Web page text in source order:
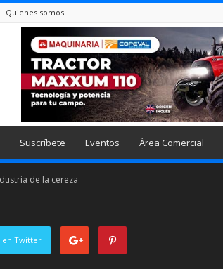
Quienes somos
Suscríbete Eventos Área Comercial
de la cereza
Twitter